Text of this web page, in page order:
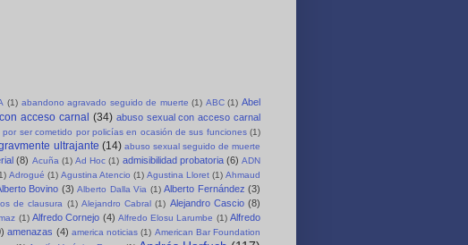
(1) abandono agravado seguido de muerte (1) ABC (1) Abel
acceso carnal (34) abuso sexual con acceso carnal
ser cometido por policías en ocasión de sus funciones (1)
ultrajante (14) abuso sexual seguido de muerte
(8) Acuña (1) Ad Hoc (1) admisibilidad probatoria (6) ADN
Adrogué (1) Agustina Atencio (1) Agustina Lloret (1) Ahmaud
Bovino (3) Alberto Dalla Via (1) Alberto Fernández (3)
de clausura (1) Alejandro Cabral (1) Alejandro Cascio (8)
(1) Alfredo Cornejo (4) Alfredo Elosu Larumbe (1) Alfredo
amenazas (4) america noticias (1) American Bar Foundation